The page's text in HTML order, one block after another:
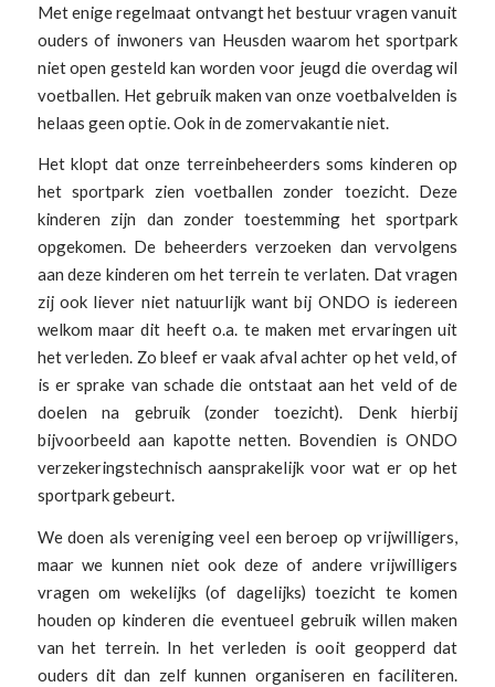
Met enige regelmaat ontvangt het bestuur vragen vanuit
ouders of inwoners van Heusden waarom het sportpark
niet open gesteld kan worden voor jeugd die overdag wil
voetballen. Het gebruik maken van onze voetbalvelden is
helaas geen optie. Ook in de zomervakantie niet.
Het klopt dat onze terreinbeheerders soms kinderen op
het sportpark zien voetballen zonder toezicht. Deze
kinderen zijn dan zonder toestemming het sportpark
opgekomen. De beheerders verzoeken dan vervolgens
aan deze kinderen om het terrein te verlaten. Dat vragen
zij ook liever niet natuurlijk want bij ONDO is iedereen
welkom maar dit heeft o.a. te maken met ervaringen uit
het verleden. Zo bleef er vaak afval achter op het veld, of
is er sprake van schade die ontstaat aan het veld of de
doelen na gebruik (zonder toezicht). Denk hierbij
bijvoorbeeld aan kapotte netten. Bovendien is ONDO
verzekeringstechnisch aansprakelijk voor wat er op het
sportpark gebeurt.
We doen als vereniging veel een beroep op vrijwilligers,
maar we kunnen niet ook deze of andere vrijwilligers
vragen om wekelijks (of dagelijks) toezicht te komen
houden op kinderen die eventueel gebruik willen maken
van het terrein. In het verleden is ooit geopperd dat
ouders dit dan zelf kunnen organiseren en faciliteren.